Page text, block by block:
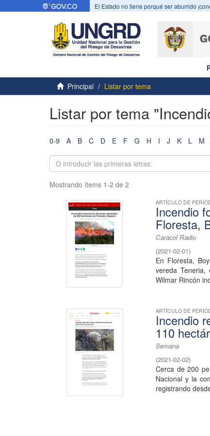
El Estado no tiene porqué ser aburrido
Principal
Listar por tema
Listar por tema
0-9 A B C D E F G H I J K L M
Mostrando ítems 1-2 de 2
ARTÍCULO DE
Incendio
Floresta,
Caracol Radio
(2021-02-01)
En Floresta,
vereda
Wilmar Rincón
ARTÍCULO DE
Incendio
110
Semana
(2021-02-02)
Cerca de 200
Nacional y la
registrando